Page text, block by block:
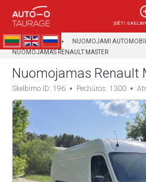
ĮDĖTI
AUTOTAURAGĖ NUOMOJAMI
NUOMOJAMAS RENAULT MASTER
Nuomojamas Renault
Skelbimo ID: 196 Peržiūros: 1300